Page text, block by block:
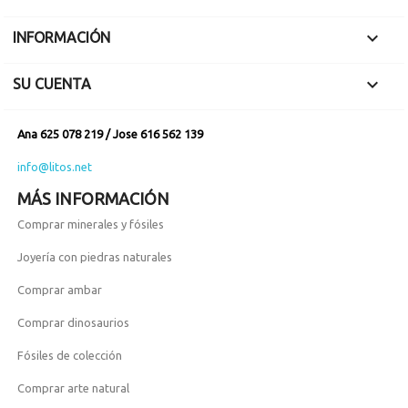
INFORMACIÓN 
SU CUENTA 
Ana 625 078 219 / Jose 616 562 139
info@litos.net
MÁS INFORMACIÓN
Comprar minerales y fósiles
Joyería con piedras naturales
Comprar ambar
Comprar dinosaurios
Fósiles de colección
Comprar arte natural